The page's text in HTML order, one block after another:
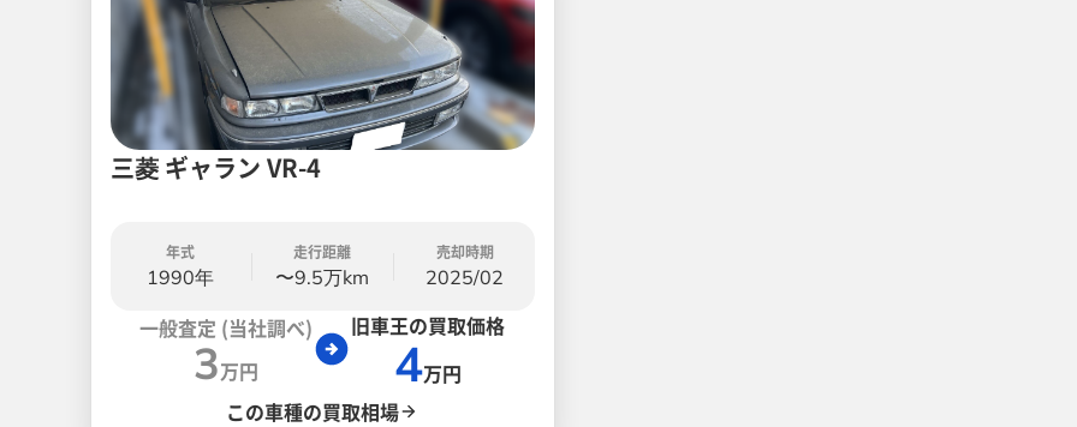
三菱 ギャラン VR-4
年式
1990年
走行距離
〜9.5万km
売却時期
2025/02
一般査定 (当社調べ)
3万円
旧車王の買取価格
4万円
この車種の買取相場